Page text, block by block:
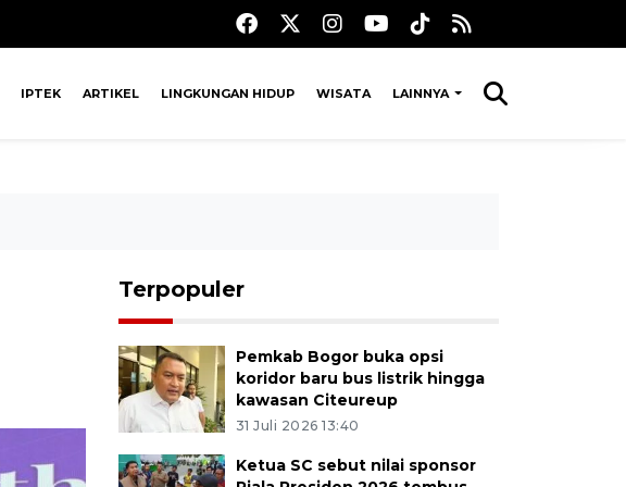
IPTEK ARTIKEL LINGKUNGAN HIDUP WISATA LAINNYA
Terpopuler
Pemkab Bogor buka opsi
koridor baru bus listrik hingga
kawasan Citeureup
31 Juli 2026 13:40
Ketua SC sebut nilai sponsor